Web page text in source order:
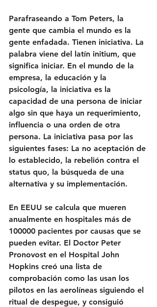
Parafraseando a Tom Peters, la
gente que cambia el mundo es la
gente enfadada. Tienen iniciativa. La
palabra viene del latín initium, que
significa iniciar. En el mundo de la
empresa, la educación y la
psicología, la iniciativa es la
capacidad de una persona de iniciar
algo sin que haya un requerimiento,
influencia o una orden de otra
persona. La iniciativa pasa por las
siguientes fases: La no aceptación de
lo establecido, la rebelión contra el
status quo, la búsqueda de una
alternativa y su implementación.
En EEUU se calcula que mueren
anualmente en hospitales más de
100000 pacientes por causas que se
pueden evitar. El Doctor Peter
Pronovost en el Hospital John
Hopkins creó una lista de
comprobación como las usan los
pilotos en las aerolíneas siguiendo el
ritual de despegue, y consiguió